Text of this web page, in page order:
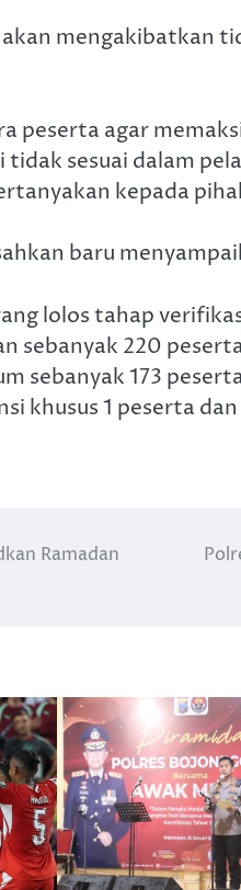
mengakibatkan
peserta agar
tidak sesuai dalam
kepada
baru
lolos tahap
sebanyak 220
sebanyak 173
khusus 1 peserta
Ramadan